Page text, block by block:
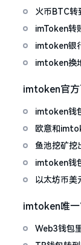
火币BTC转
情况
imToken转
imtoken银
搞定
imtoken换
imtoken官
imtoken钱
欧意和
包
鱼池挖矿挖
imtoken钱
以太坊币美
imtoken唯一
Web3钱包
搞定